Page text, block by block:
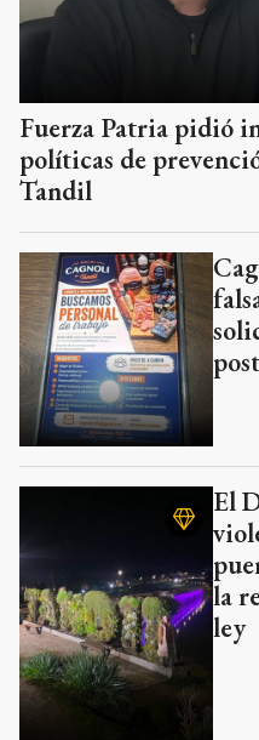
Fuerza Patria pidió
políticas de
Tandil
El
la
ley